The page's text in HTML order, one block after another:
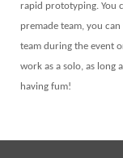
rapid prototyping. You
premade team, you
team during the event
work as a solo, as long
having fum!